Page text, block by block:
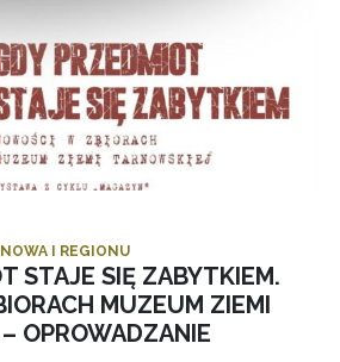
I REGIONU
STAJE SIĘ ZABYTKIEM.
MUZEUM ZIEMI
OPROWADZANIE